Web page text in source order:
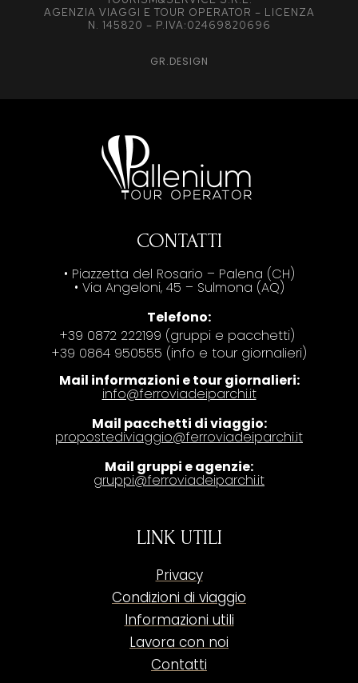
AGENZIA VIAGGI E TOUR OPERATOR – LICENZA
N. 145820 – P.IVA:02469820696
GR.DESIGN
CONTATTI
• Piazzetta del Rosario – Palena (CH)
• Via Angeloni, 45 – Sulmona (AQ)
Telefono:
+39 0872 222199 (gruppi e pacchetti)
+39 0864 950555 (info e tour giornalieri)
Mail informazioni e tour giornalieri:
info@ferroviadeiparchi.it
Mail pacchetti di viaggio:
propostediviaggio@ferroviadeiparchi.it
Mail gruppi e agenzie:
gruppi@ferroviadeiparchi.it
LINK UTILI
Privacy
Condizioni di viaggio
Informazioni utili
Lavora con noi
Contatti